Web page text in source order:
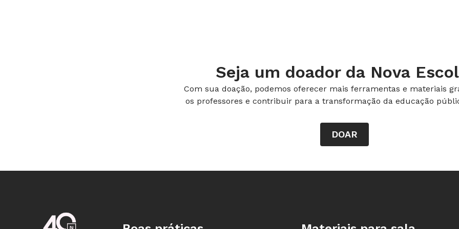
Qual o saldo no banco dessa pessoa após os saques?.
Possíveis soluções para esta situação-problema:
primeiro saque restam R$300,00 na conta, após o segundo saque restam
R$200,00 na conta e após o terceiro saque, o saldo fica negativo em
Adaptação do jogo Pega-varetas
Seja um doador da Nova
Com sua doação, podemos oferecer mais ferramentas e materiais
os professores e contribuir para a transformação da educação
DOAR